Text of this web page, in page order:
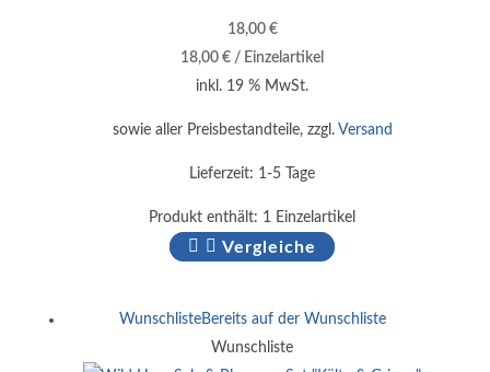
18,00 €
18,00€ / Einzelartikel
inkl. 19 % MwSt.
sowie aller Preisbestandteile, zzgl. Versand
Lieferzeit: 1-5 Tage
Produkt enthält: 1 Einzelartikel
Vergleiche
WunschlisteBereits auf der Wunschliste
Wunschliste